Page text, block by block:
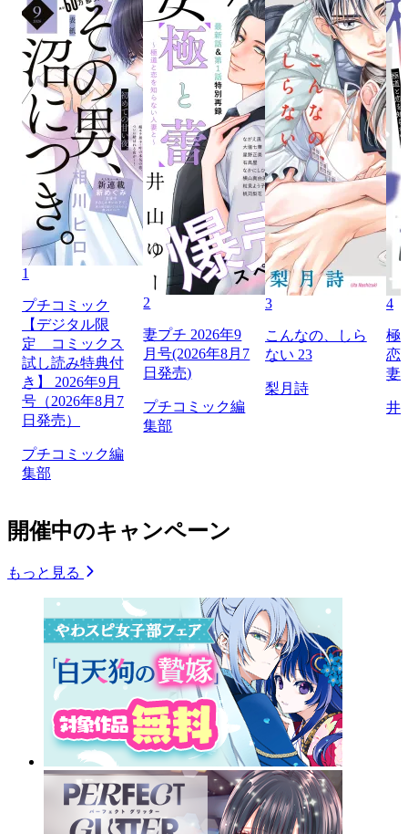
1
プチコミック
【デジタル限
定 コミックス
試し読み特典付
き】 2026年9月
号（2026年8月7
日発売）
プチコミック編
集部
2
妻プチ 2026年9
月号(2026年8月7
日発売)
プチコミック編
集部
3
こんなの、しら
ない 23
梨月詩
4
極
恋
妻
井
開催中のキャンペーン
もっと見る